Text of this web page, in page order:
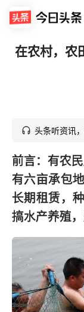
在农村，农
头条听资讯
前言：有农
有六亩承包
长期租赁，
搞水产养殖